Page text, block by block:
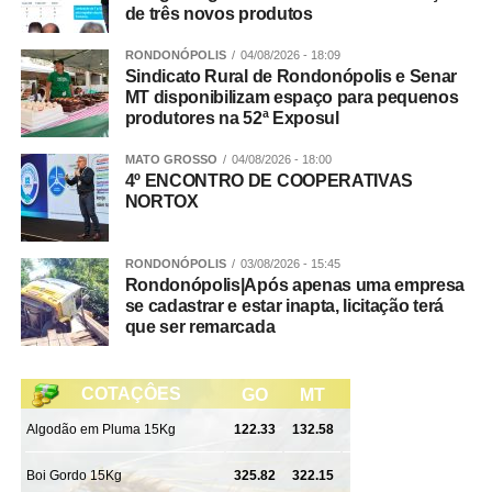
Veja Mais: EIV é apresentado para novo
condomínio residencial em Várzea Grande
Resíduos industriais não são recolhidos de forma alguma
e devem ter uma destinação específica.
Confira aqui como funciona cada coleta:
Tá confundindo as coletas? Estas informações aqui
Coleta de Resíduos Volumosos:É esta do calendário.
Nesta modalidade, feita, mais ou menos, a cada dois
meses, de acordo com calendário específico, são
retirados itens como eletrodomésticos velhos e
inservíveis e os resíduos sólidos provenientes da limpeza
de jardim.
Coleta Seletiva: É a coleta do que não é lixo e pode ter
de três novos produtos
RONDONÓPOLIS 04/08/2026 - 18:09
Sindicato Rural de Rondonópolis e Senar
MT disponibilizam espaço para pequenos
produtores na 52ª Exposul
MATO GROSSO 04/08/2026 - 18:00
4º ENCONTRO DE COOPERATIVAS
NORTOX
RONDONÓPOLIS 03/08/2026 - 15:45
Rondonópolis|Após apenas uma empresa
se cadastrar e estar inapta, licitação terá
que ser remarcada